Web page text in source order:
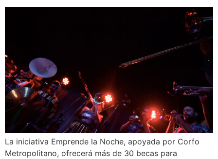
La iniciativa Emprende la Noche, apoyada por Corfo
Metropolitano, ofrecerá más de 30 becas para